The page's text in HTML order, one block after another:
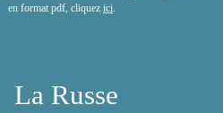
en format pdf, cliquez ici
La Russe